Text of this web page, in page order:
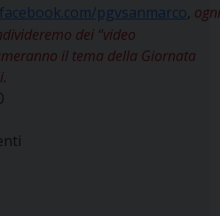
pgvsanmarco, ogni
dei “video
il tema della Giornata